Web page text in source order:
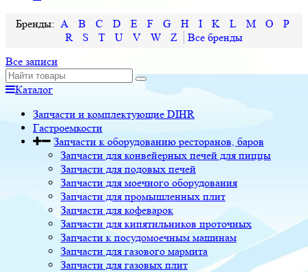
A B C D E F G H I K L M O
P
R
S T U V W
Z
Все записи
Каталог
Запчасти и комплектующие DIHR
Гастроемкости
Запчасти к оборудованию ресторанов, баров
Запчасти для конвейерных печей для пиццы
Запчасти для подовых печей
Запчасти для моечного оборудования
Запчасти для промышленных плит
Запчасти для кофеварок
Запчасти для кипятильников проточных
Запчасти к посудомоечным машинам
Запчасти для газового мармита
Запчасти для газовых плит